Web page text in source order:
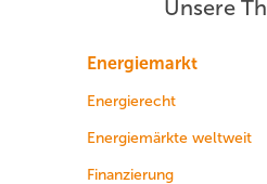
Unsere
Energiemarkt
Energierecht
Energiemärkte weltweit
Finanzierung